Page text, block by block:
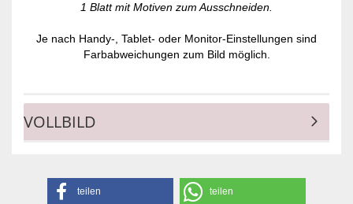
1 Blatt mit Motiven zum Ausschneiden.
Je nach Handy-, Tablet- oder Monitor-Einstellungen sind
Farbabweichungen zum Bild möglich.
VOLLBILD
teilen teilen